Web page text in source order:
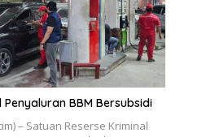
BBM Bersubsidi
– Satuan Reserse Kriminal